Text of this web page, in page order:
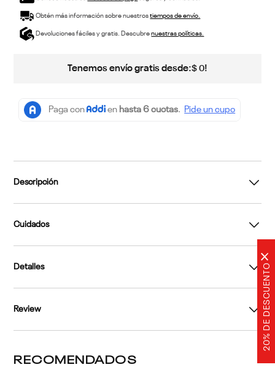
20% DE DESCUENTO
×
Obtén más información sobre nuestrostiempos de envío.
Devoluciones fáciles y gratis. Descubrenuestras políticas.
Tenemos envío gratis desde:$ 0!
Descripción
Cuidados
Detalles
Review
RECOMENDADOS